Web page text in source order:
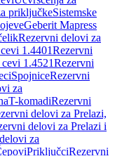
priključkeSistemske
Geberit Mapress
Rezervni delovi za
1.4401Rezervni
1.4521Rezervni
SpojniceRezervni
za
T-komadiRezervni
delovi za Prelazi,
delovi za Prelazi i
za
PriključciRezervni